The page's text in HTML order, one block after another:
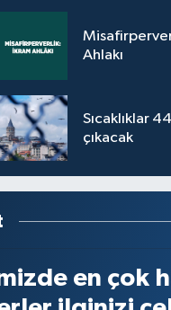
Ahlakı
Sıcaklıklar
çıkacak
en çok